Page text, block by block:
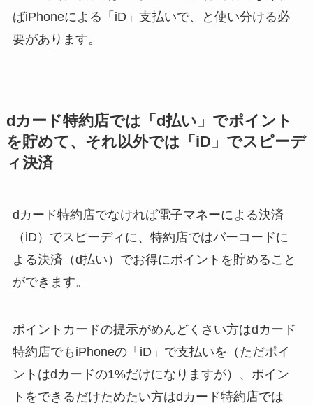
ばiPhoneによる「iD」支払いで、と使い分ける必
要があります。
dカード特約店では「d払い」でポイント
を貯めて、それ以外では「iD」でスピーデ
ィ決済
dカード特約店でなければ電子マネーによる決済
（iD）でスピーディに、特約店ではバーコードに
よる決済（d払い）でお得にポイントを貯めること
ができます。
ポイントカードの提示がめんどくさい方はdカード
特約店でもiPhoneの「iD」で支払いを（ただポイ
ントはdカードの1%だけになりますが）、ポイン
トをできるだけためたい方はdカード特約店では